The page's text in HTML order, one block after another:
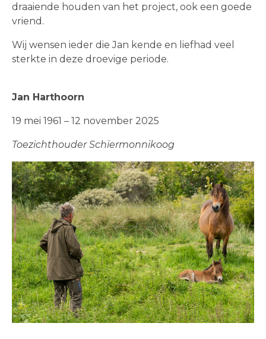
draaiende houden van het project, ook een goede
vriend.
Wij wensen ieder die Jan kende en liefhad veel
sterkte in deze droevige periode.
Jan Harthoorn
19 mei 1961 – 12 november 2025
Toezichthouder Schiermonnikoog